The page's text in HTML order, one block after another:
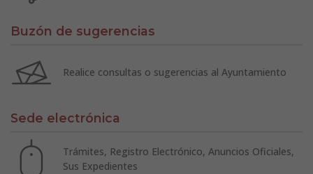
Buzón de sugerencias
Realice consultas o sugerencias al Ayuntamiento
Sede electrónica
Trámites, Registro Electrónico, Anuncios Oficiales,
Sus Expedientes